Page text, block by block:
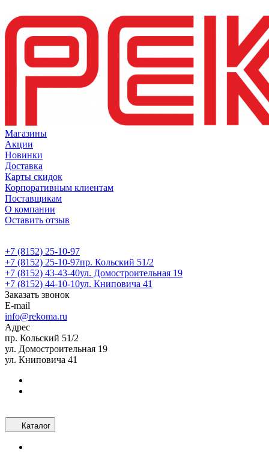
Магазины
Акции
Новинки
Доставка
Карты скидок
Корпоративным клиентам
Поставщикам
О компании
Оставить отзыв
+7 (8152) 25-10-97
+7 (8152) 25-10-97пр. Кольский 51/2
+7 (8152) 43-43-40ул. Домостроительная 19
+7 (8152) 44-10-10ул. Книповича 41
Заказать звонок
E-mail
info@rekoma.ru
Адрес
пр. Кольский 51/2
ул. Домостроительная 19
ул. Книповича 41
Каталог